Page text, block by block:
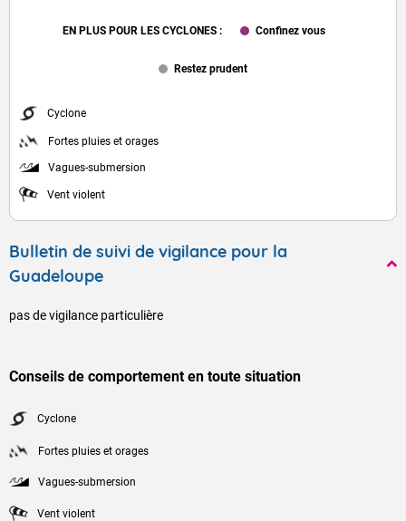
EN PLUS POUR LES CYCLONES : Confinez vous
Restez prudent
Cyclone
Fortes pluies et orages
Vagues-submersion
Vent violent
Bulletin de suivi de vigilance pour la
Guadeloupe
pas de vigilance particulière
Conseils de comportement en toute situation
Cyclone
Fortes pluies et orages
Vagues-submersion
Vent violent